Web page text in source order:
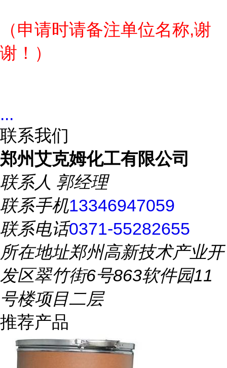
（申请时请备注单位名称,谢
谢！）
...
联系我们
郑州艾克姆化工有限公司
联系人 郭经理
联系手机13346947059
联系电话0371-55282655
所在地址郑州高新技术产业开
发区翠竹街6号863软件园11
号楼项目二层
推荐产品